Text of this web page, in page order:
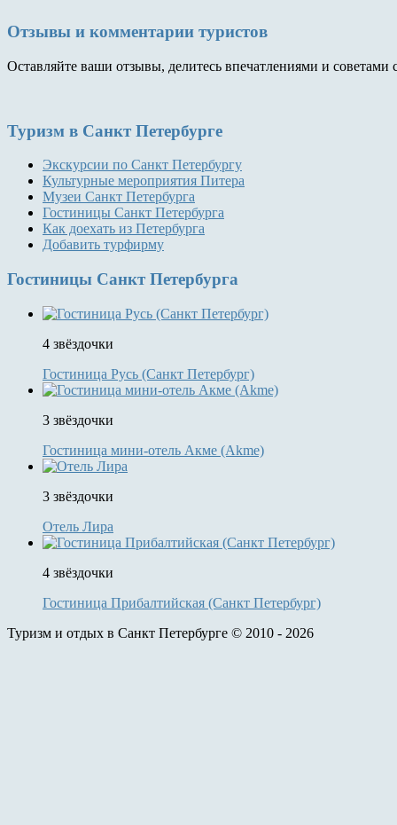
Отзывы и комментарии туристов
Оставляйте ваши отзывы, делитесь впечатлениями и советами
Туризм в Санкт Петербурге
Экскурсии по Санкт Петербургу
Культурные мероприятия Питера
Музеи Санкт Петербурга
Гостиницы Санкт Петербурга
Как доехать из Петербурга
Добавить турфирму
Гостиницы Санкт Петербурга
4 звёздочки
Гостиница Русь (Санкт Петербург)
3 звёздочки
Гостиница мини-отель Акме (Akme)
3 звёздочки
Отель Лира
4 звёздочки
Гостиница Прибалтийская (Санкт Петербург)
Туризм и отдых в Санкт Петербурге © 2010 - 2026